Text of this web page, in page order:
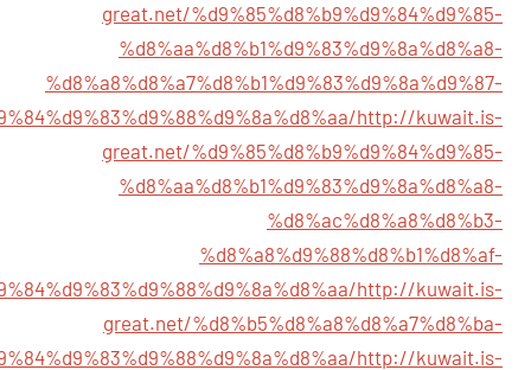
great.net/%d9%85%d8%b9%d9%84%d9%85-
%d8%aa%d8%b1%d9%83%d9%8a%d8%a8-
%d8%a8%d8%a7%d8%b1%d9%83%d9%8a%d9%87-
http://kuwait.is-
great.net/%d9%85%d8%b9%d9%84%d9%85-
%d8%aa%d8%b1%d9%83%d9%8a%d8%a8-
%d8%ac%d8%a8%d8%b3-
%d8%a8%d9%88%d8%b1%d8%af-
http://kuwait.is-
great.net/%d8%b5%d8%a8%d8%a7%d8%ba-
http://kuwait.is-